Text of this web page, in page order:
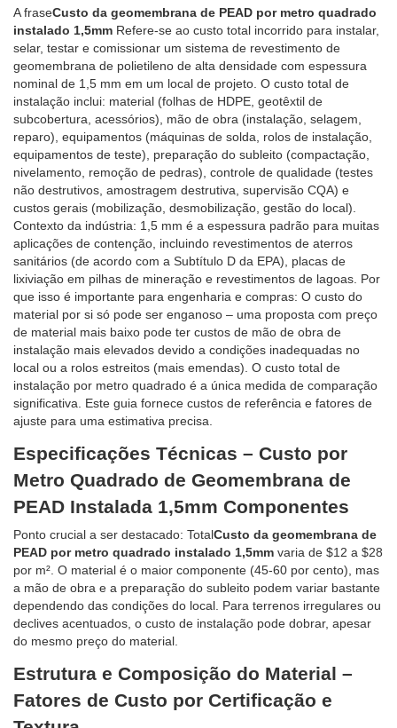
A fraseCusto da geomembrana de PEAD por metro quadrado
instalado 1,5mm Refere-se ao custo total incorrido para instalar,
selar, testar e comissionar um sistema de revestimento de
geomembrana de polietileno de alta densidade com espessura
nominal de 1,5 mm em um local de projeto. O custo total de
instalação inclui: material (folhas de HDPE, geotêxtil de
subcobertura, acessórios), mão de obra (instalação, selagem,
reparo), equipamentos (máquinas de solda, rolos de instalação,
equipamentos de teste), preparação do subleito (compactação,
nivelamento, remoção de pedras), controle de qualidade (testes
não destrutivos, amostragem destrutiva, supervisão CQA) e
custos gerais (mobilização, desmobilização, gestão do local).
Contexto da indústria: 1,5 mm é a espessura padrão para muitas
aplicações de contenção, incluindo revestimentos de aterros
sanitários (de acordo com a Subtítulo D da EPA), placas de
lixiviação em pilhas de mineração e revestimentos de lagoas. Por
que isso é importante para engenharia e compras: O custo do
material por si só pode ser enganoso – uma proposta com preço
de material mais baixo pode ter custos de mão de obra de
instalação mais elevados devido a condições inadequadas no
local ou a rolos estreitos (mais emendas). O custo total de
instalação por metro quadrado é a única medida de comparação
significativa. Este guia fornece custos de referência e fatores de
ajuste para uma estimativa precisa.
Especificações Técnicas – Custo por
Metro Quadrado de Geomembrana de
PEAD Instalada 1,5mm Componentes
Ponto crucial a ser destacado: TotalCusto da geomembrana de
PEAD por metro quadrado instalado 1,5mm varia de $12 a $28
por m². O material é o maior componente (45-60 por cento), mas
a mão de obra e a preparação do subleito podem variar bastante
dependendo das condições do local. Para terrenos irregulares ou
declives acentuados, o custo de instalação pode dobrar, apesar
do mesmo preço do material.
Estrutura e Composição do Material –
Fatores de Custo por Certificação e